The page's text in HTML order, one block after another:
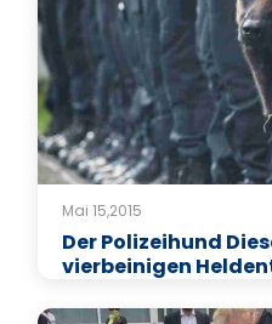
Mai 15,2015
Der Polizeihund
vierbeinigen